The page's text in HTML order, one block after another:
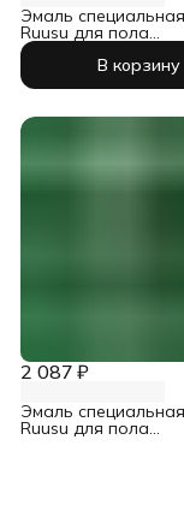
Эмаль
Ruusu для пола
износостойкая
В корзину
2 087 ₽
Эмаль
Ruusu для пола